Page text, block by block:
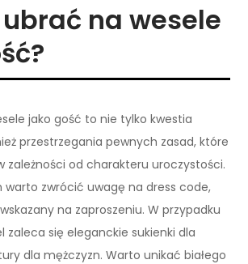
na wesele
jako gość to nie tylko kwestia
przestrzegania pewnych zasad, które
zależności od charakteru uroczystości.
warto zwrócić uwagę na dress code,
na zaproszeniu. W przypadku
zaleca się eleganckie sukienki dla
dla mężczyzn. Warto unikać białego